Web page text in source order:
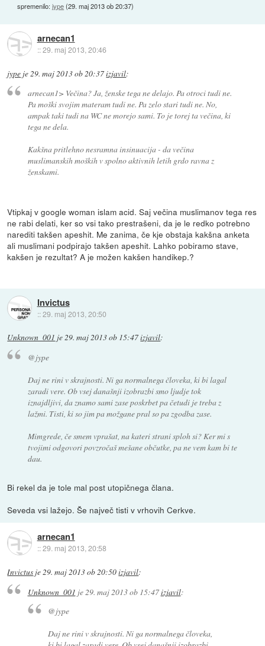
spremenilo:jype(29. maj 2013 ob 20:37)
arnecan1
::29. maj 2013, 20:46
jype je29. maj 2013 ob 20:37izjavil:
arnecan1> Večina? Ja, ženske tega ne delajo. Pa otroci tudi ne.
Pa moški svojim materam tudi ne. Pa zelo stari tudi ne. No,
ampak taki tudi na WC ne morejo sami. To je torej ta večina, ki
tega ne dela.
Kakšna pritlehno nesramna insinuacija - da večina
muslimanskih moških v spolno aktivnih letih grdo ravna z
ženskami.
Vtipkaj v google woman islam acid. Saj večina muslimanov tega res
ne rabi delati, ker so vsi tako prestrašeni, da je le redko potrebno
narediti takšen apeshit. Me zanima, če kje obstaja kakšna anketa
ali muslimani podpirajo takšen apeshit. Lahko pobiramo stave,
kakšen je rezultat? A je možen kakšen handikep.?
Invictus
::29. maj 2013, 20:50
Unknown_001 je29. maj 2013 ob 15:47izjavil:
@jype
Daj ne rini v skrajnosti. Ni ga normalnega človeka, ki bi lagal
zaradi vere. Ob vsej današnji izobrazbi smo ljudje tok
iznajdljivi, da znamo sami zase poskrbet pa četudi je treba z
lažmi. Tisti, ki so jim pa možgane pral so pa zgodba zase.
Mimgrede, če smem vprašat, na kateri strani sploh si? Ker mi s
tvojimi odgovori povzročaš mešane občutke, pa ne vem kam bi te
dau.
Bi rekel da je tole mal post utopičnega člana.
Seveda vsi lažejo. Še največ tisti v vrhovih Cerkve.
arnecan1
::29. maj 2013, 20:58
Invictus je29. maj 2013 ob 20:50izjavil:
Unknown_001 je 29. maj 2013 ob 15:47izjavil:
@jype
Daj ne rini v skrajnosti. Ni ga normalnega človeka,